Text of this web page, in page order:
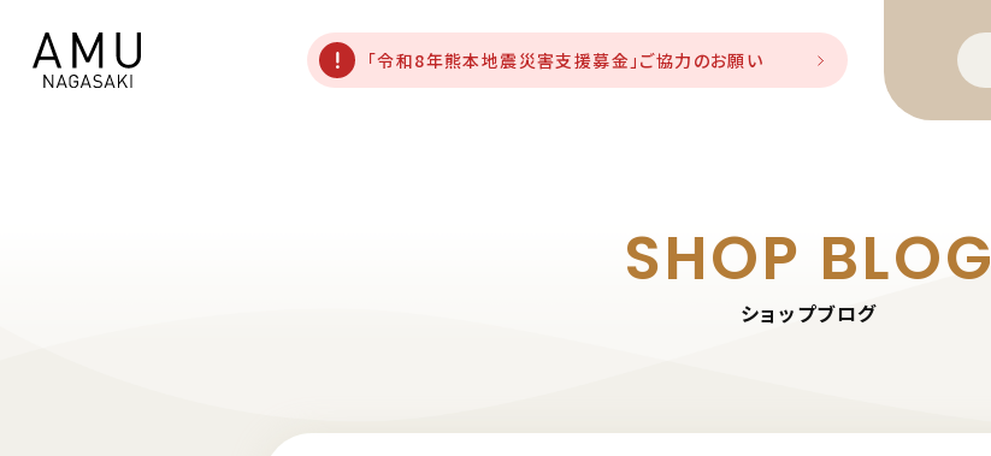
「令和8年熊本地震災害支援募金」ご協力のお願い
SHOP BLOG
ショップブログ